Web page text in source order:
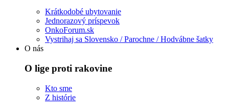
Krátkodobé ubytovanie
Jednorazový príspevok
OnkoForum.sk
Vystrihaj sa Slovensko / Parochne / Hodvábne šatky
O nás
O lige proti rakovine
Kto sme
Z histórie